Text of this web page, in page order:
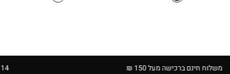
חינם ברכישה מעל 150 ₪